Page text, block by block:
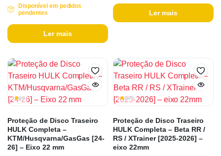
Disponível em pedidos
pendentes
Ler mais
Ler mais
Proteção de Disco Traseiro
HULK Completa –
KTM/Husqvarna/GasGas [24-
26] – Eixo 22 mm
Proteção de Disco Traseiro
HULK Completa – Beta RR /
RS / XTrainer [2025-2026] –
eixo 22mm